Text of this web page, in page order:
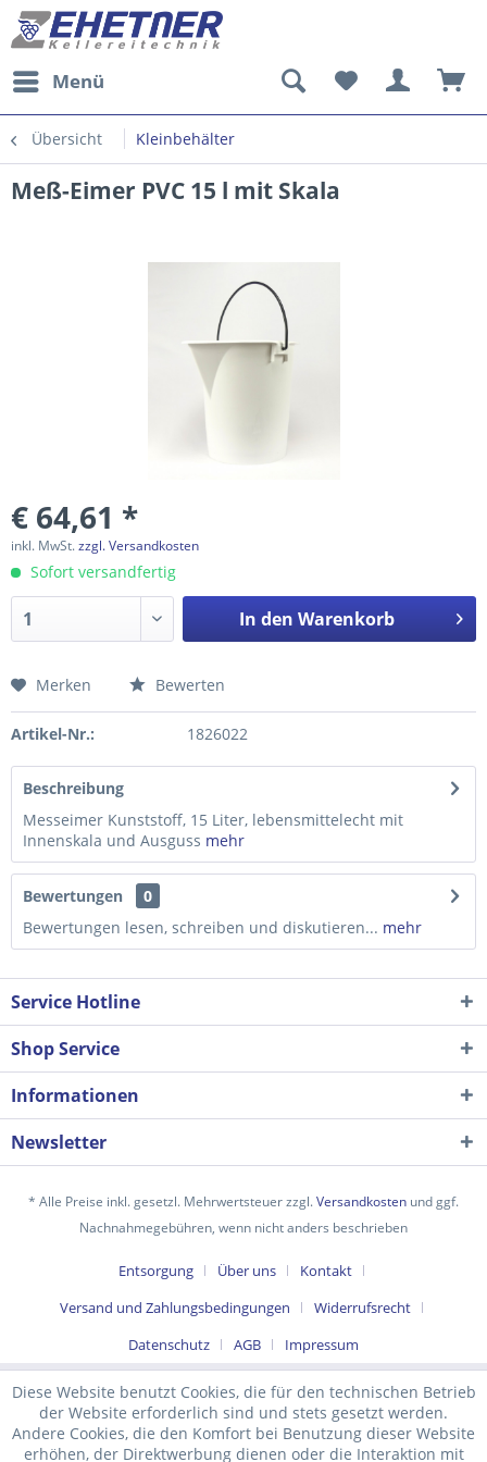
Menü
Übersicht Kleinbehälter
Meß-Eimer PVC 15 l mit Skala
€ 64,61 *
inkl. MwSt.zzgl. Versandkosten
Sofort versandfertig
In den Warenkorb
Preis anfragen
verstanden und stimme zu. *
Mit * gekennzeichnete Felder sind Pflichtfelder.
Merken Bewerten
Artikel-Nr.: 1826022
Beschreibung
Messeimer Kunststoff, 15 Liter, lebensmittelecht mit
Innenskala und Ausguss mehr
Bewertungen
0
Bewertungen lesen, schreiben und diskutieren... mehr
Service Hotline
Shop Service
Informationen
Newsletter
* Alle Preise inkl. gesetzl. Mehrwertsteuer zzgl.Versandkosten und ggf.
Nachnahmegebühren, wenn nicht anders beschrieben
Entsorgung Über uns
Kontakt
Versand und Zahlungsbedingungen
Widerrufsrecht
Datenschutz
AGB Impressum
Diese Website benutzt Cookies, die für den technischen Betrieb
der Website erforderlich sind und stets gesetzt werden.
Andere Cookies, die den Komfort bei Benutzung dieser Website
erhöhen, der Direktwerbung dienen oder die Interaktion mit